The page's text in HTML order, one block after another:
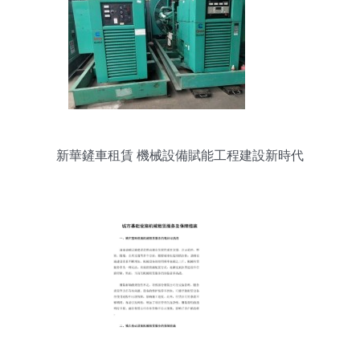
新華鏟車租賃 機械設備賦能工程建設新時代